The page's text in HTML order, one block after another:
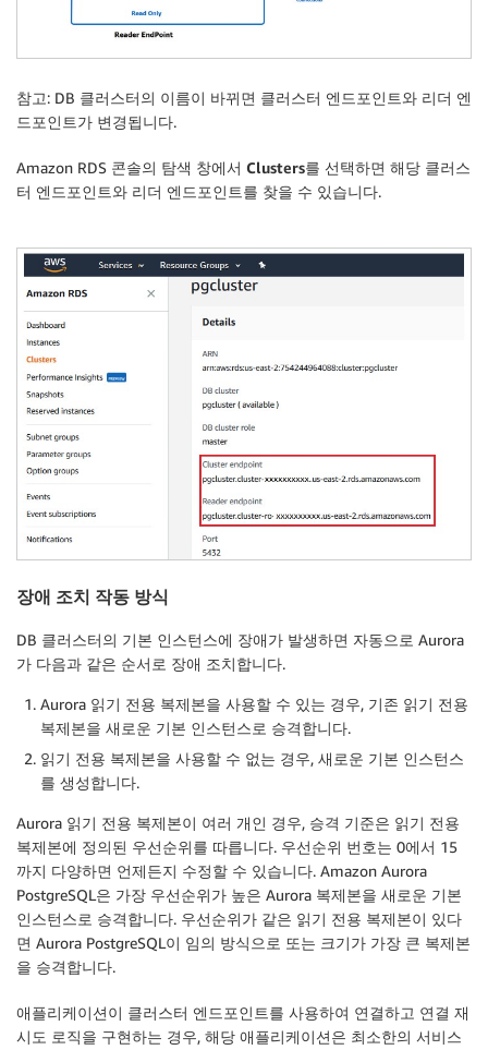
참고: DB 클러스터의 이름이 바뀌면 클러스터 엔드포인트와 리더 엔
드포인트가 변경됩니다.
Amazon RDS 콘솔의 탐색 창에서 Clusters를 선택하면 해당 클러스
터 엔드포인트와 리더 엔드포인트를 찾을 수 있습니다.
장애 조치 작동 방식
DB 클러스터의 기본 인스턴스에 장애가 발생하면 자동으로 Aurora
가 다음과 같은 순서로 장애 조치합니다.
Aurora 읽기 전용 복제본을 사용할 수 있는 경우, 기존 읽기 전용
복제본을 새로운 기본 인스턴스로 승격합니다.
읽기 전용 복제본을 사용할 수 없는 경우, 새로운 기본 인스턴스
를 생성합니다.
Aurora 읽기 전용 복제본이 여러 개인 경우, 승격 기준은 읽기 전용
복제본에 정의된 우선순위를 따릅니다. 우선순위 번호는 0에서 15
까지 다양하면 언제든지 수정할 수 있습니다. Amazon Aurora
PostgreSQL은 가장 우선순위가 높은 Aurora 복제본을 새로운 기본
인스턴스로 승격합니다. 우선순위가 같은 읽기 전용 복제본이 있다
면 Aurora PostgreSQL이 임의 방식으로 또는 크기가 가장 큰 복제본
을 승격합니다.
애플리케이션이 클러스터 엔드포인트를 사용하여 연결하고 연결 재
시도 로직을 구현하는 경우, 해당 애플리케이션은 최소한의 서비스